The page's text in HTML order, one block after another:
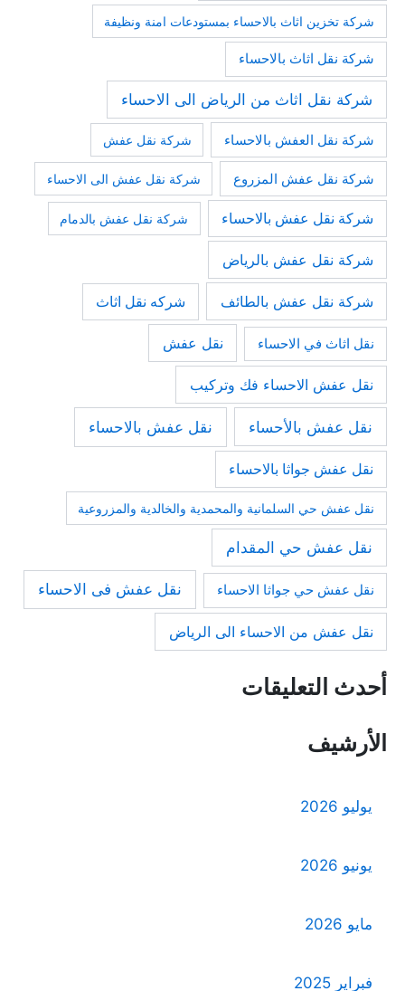
شركة تخزين اثاث بالاحساء بمستودعات امنة ونظيفة
شركة نقل اثاث بالاحساء
شركة نقل اثاث من الرياض الى الاحساء
شركة نقل العفش بالاحساء شركة نقل عفش
شركة نقل عفش المزروع شركة نقل عفش الى الاحساء
شركة نقل عفش بالاحساء شركة نقل عفش بالدمام
شركة نقل عفش بالرياض
شركة نقل عفش بالطائف شركه نقل اثاث
نقل اثاث في الاحساء نقل عفش
نقل عفش الاحساء فك وتركيب
نقل عفش بالأحساء نقل عفش بالاحساء
نقل عفش جواثا بالاحساء
نقل عفش حي السلمانية والمحمدية والخالدية والمزروعية
نقل عفش حي المقدام
نقل عفش حي جواثا الاحساء نقل عفش فى الاحساء
نقل عفش من الاحساء الى الرياض
أحدث التعليقات
الأرشيف
يوليو 2026
يونيو 2026
مايو 2026
فبراير 2025